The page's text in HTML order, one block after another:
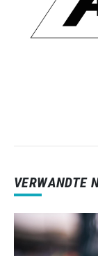
VERWANDTE